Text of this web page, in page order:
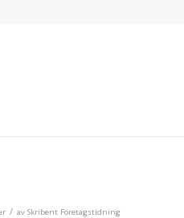
/ av Skribent Företagstidning